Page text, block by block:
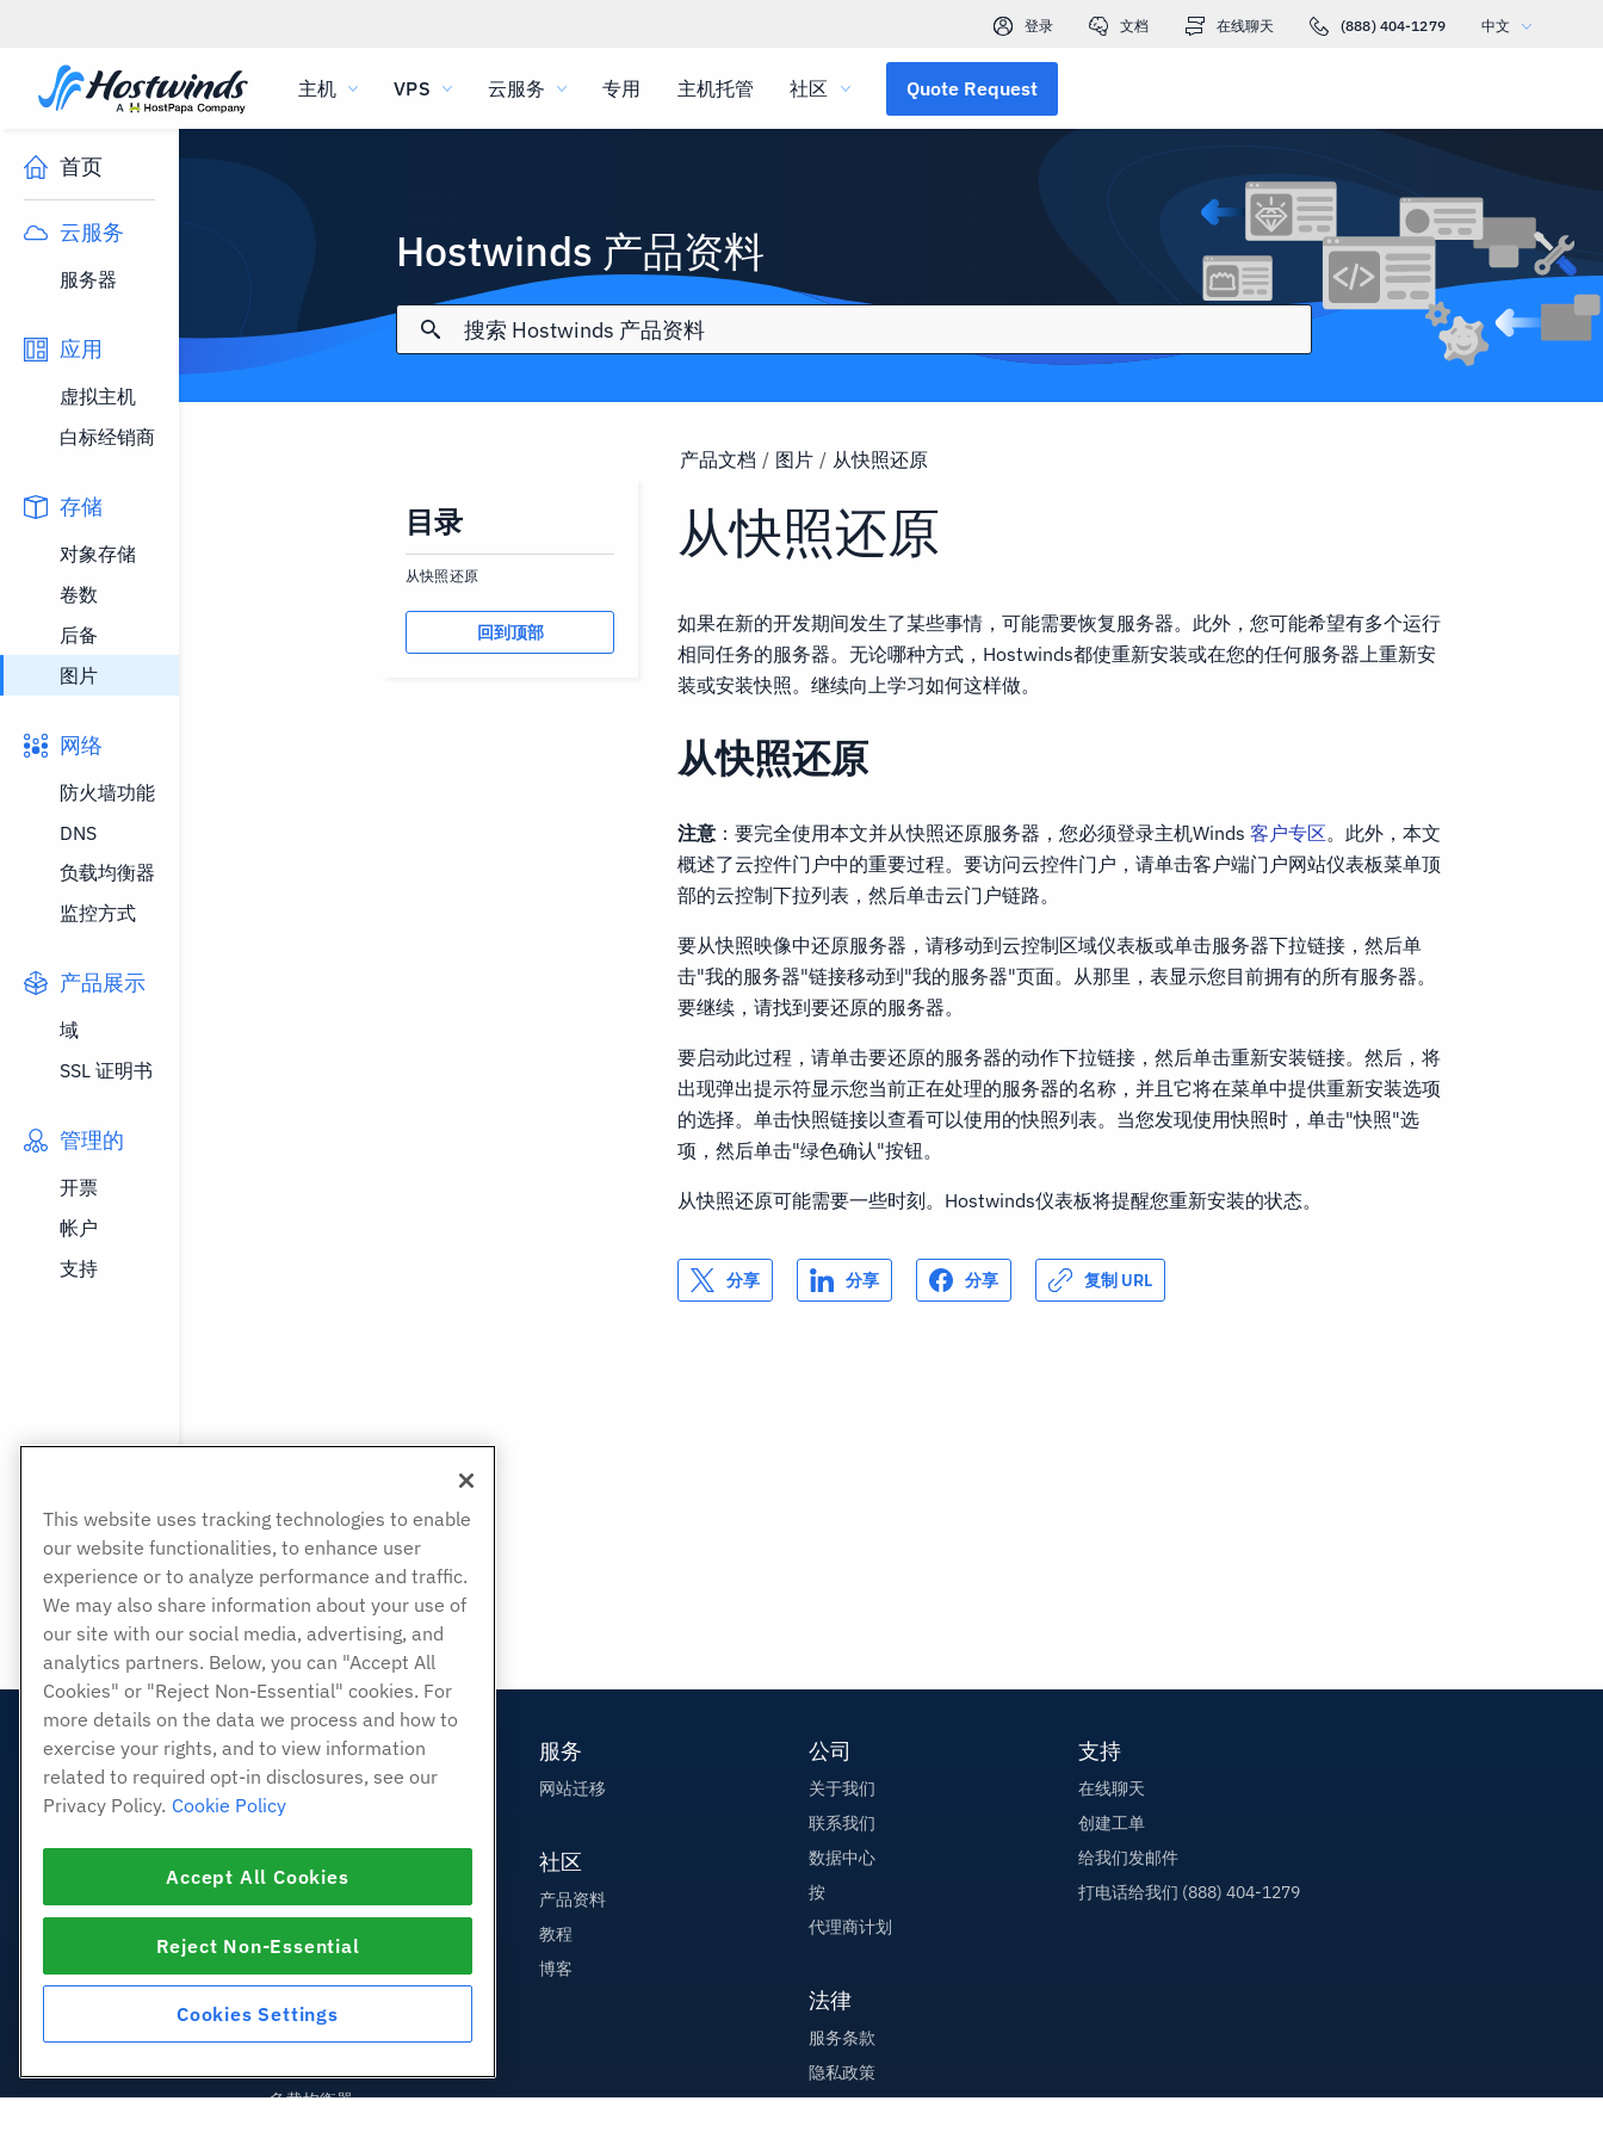
登录 文档 在线聊天 (888) 404-1279 中文
主机 VPS 云服务 专用 主机托管 社区 Quote Request
首页
云服务
服务器
应用
虚拟主机
白标经销商
存储
对象存储
卷数
后备
图片
网络
防火墙功能
DNS
负载均衡器
监控方式
产品展示
域
SSL 证明书
管理的
开票
帐户
支持
Hostwinds 产品资料
产品文档 / 图片 / 从快照还原
目录
从快照还原
回到顶部
从快照还原
如果在新的开发期间发生了某些事情，可能需要恢复服务器。此外，您可能希望有多个运行
相同任务的服务器。无论哪种方式，Hostwinds都使重新安装或在您的任何服务器上重新安
装或安装快照。继续向上学习如何这样做。
从快照还原
注意 ：要完全使用本文并从快照还原服务器，您必须登录主机Winds客户专区。此外，本文
概述了云控件门户中的重要过程。要访问云控件门户，请单击客户端门户网站仪表板菜单顶
部的云控制下拉列表，然后单击云门户链路。
要从快照映像中还原服务器，请移动到云控制区域仪表板或单击服务器下拉链接，然后单
击"我的服务器"链接移动到"我的服务器"页面。从那里，表显示您目前拥有的所有服务器。
要继续，请找到要还原的服务器。
要启动此过程，请单击要还原的服务器的动作下拉链接，然后单击重新安装链接。然后，将
出现弹出提示符显示您当前正在处理的服务器的名称，并且它将在菜单中提供重新安装选项
的选择。单击快照链接以查看可以使用的快照列表。当您发现使用快照时，单击"快照"选
项，然后单击"绿色确认"按钮。
从快照还原可能需要一些时刻。Hostwinds仪表板将提醒您重新安装的状态。
分享 分享 分享 复制 URL
产品展示
虚拟主机
企业主机
非托管Windows VPS
负载均衡器
服务
网站迁移
社区
产品资料
教程
博客
公司
关于我们
联系我们
数据中心
按
代理商计划
法律
服务条款
隐私政策
支持
在线聊天
创建工单
给我们发邮件
打电话给我们 (888) 404-1279
This website uses tracking technologies to enable
our website functionalities, to enhance user
experience or to analyze performance and traffic.
We may also share information about your use of
our site with our social media, advertising, and
analytics partners. Below, you can "Accept All
Cookies" or "Reject Non-Essential" cookies. For
more details on the data we process and how to
exercise your rights, and to view information
related to required opt-in disclosures, see our
Privacy Policy. Cookie Policy
Accept All Cookies
Reject Non-Essential
Cookies Settings